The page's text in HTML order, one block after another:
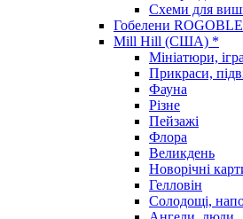
Схеми для
Гобелени
Mill Hill (США) *
Мініатюри,
Прикраси,
Фауна
Різне
Пейзажі
Флора
Великдень
Новорічні
Гелловін
Солодощі,